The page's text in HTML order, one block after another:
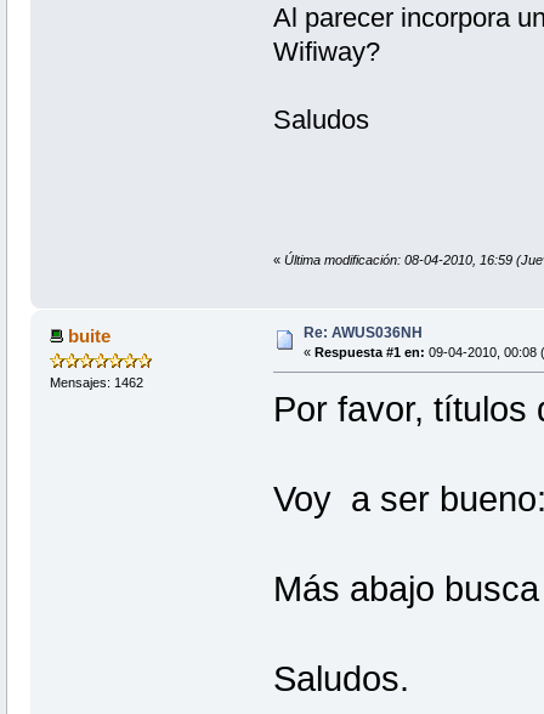
Al parecer incorpora
Wifiway?
Saludos
« Última modificación: 08-04-2010, 16:59
buite
Mensajes: 1462
Re: AWUS036NH
« Respuesta #1 en: 09-04-2010, 00:08
Por favor, títulos
Voy a ser
Más abajo
Saludos.